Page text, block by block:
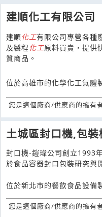
建順化工有限公司
建順化工有限公司專營各種
及製程 化工原料買賣，提供
質商品。
位於高雄市的化學化工氣體
您是這個廠商/供應商的擁有
土城區封口機,包
機-鎧瑋公司
封口機-鎧瑋公司創立1993
於食品容器封口包裝研究與
位於新北市的餐飲食品設備
您是這個廠商/供應商的擁有